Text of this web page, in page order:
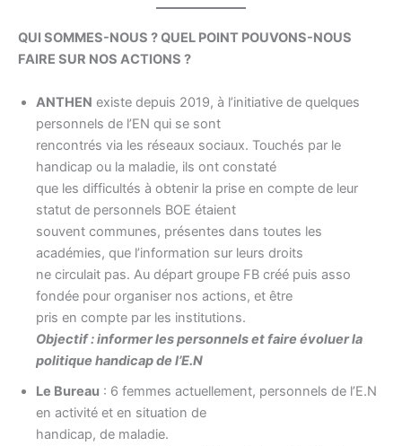
k
QUI SOMMES-NOUS ? QUEL POINT POUVONS-NOUS
FAIRE SUR NOS ACTIONS ?
ANTHEN existe depuis 2019, à l’initiative de quelques
personnels de l’EN qui se sont
rencontrés via les réseaux sociaux. Touchés par le
handicap ou la maladie, ils ont constaté
que les difficultés à obtenir la prise en compte de leur
statut de personnels BOE étaient
souvent communes, présentes dans toutes les
académies, que l’information sur leurs droits
ne circulait pas. Au départ groupe FB créé puis asso
fondée pour organiser nos actions, et être
pris en compte par les institutions.
Objectif : informer les personnels et faire évoluer la
politique handicap de l’E.N
Le Bureau : 6 femmes actuellement, personnels de l’E.N
en activité et en situation de
handicap, de maladie.